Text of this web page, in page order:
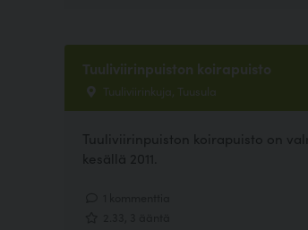
Tuuliviirinpuiston koirapuisto
Tuuliviirinkuja, Tuusula
Tuuliviirinpuiston koirapuisto on
kesällä 2011.